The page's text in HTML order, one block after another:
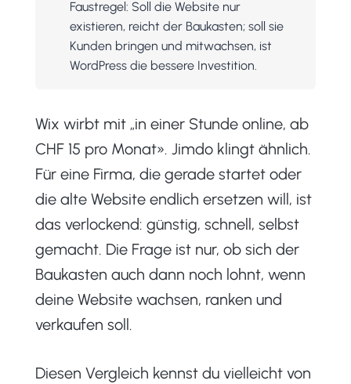
Faustregel: Soll die Website nur
existieren, reicht der Baukasten; soll sie
Kunden bringen und mitwachsen, ist
WordPress die bessere Investition.
Wix wirbt mit „in einer Stunde online, ab
CHF 15 pro Monat». Jimdo klingt ähnlich.
Für eine Firma, die gerade startet oder
die alte Website endlich ersetzen will, ist
das verlockend: günstig, schnell, selbst
gemacht. Die Frage ist nur, ob sich der
Baukasten auch dann noch lohnt, wenn
deine Website wachsen, ranken und
verkaufen soll.
Diesen Vergleich kennst du vielleicht von